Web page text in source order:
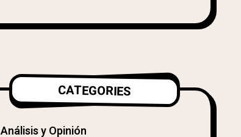
CATEGORIES
Análisis y Opinión